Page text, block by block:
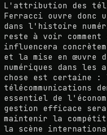
L'attribution des
Ferracci ouvre donc
dans l'histoire
reste à voir
influencera
et la mise en œuvre
numériques dans les
chose est certaine :
télécommunications
essentiel de
gestion efficace
maintenir la
la scène